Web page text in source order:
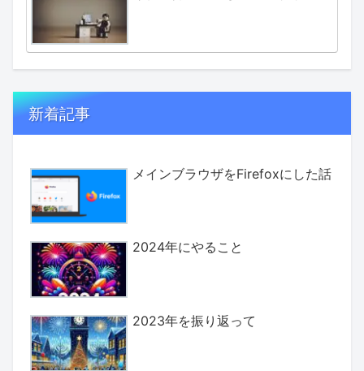
新着記事
メインブラウザをFirefoxにした話
2024年にやること
2023年を振り返って